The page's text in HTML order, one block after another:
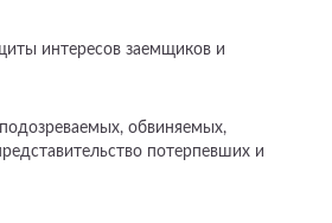
интересов заемщиков и
обвиняемых,
потерпевших и